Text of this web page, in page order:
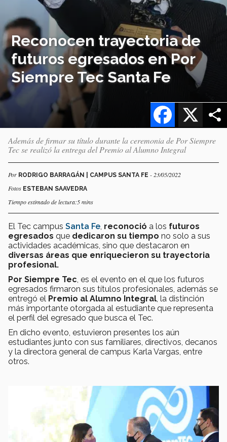
Reconocen trayectoria de
futuros egresados en Por
Siempre Tec Santa Fe
X
Facebook
Además de firmar su título durante la ceremonia de Por Siempre
Tec se realizó la entrega del Premio al Alumno Integral
Por RODRIGO BARRAGÁN | CAMPUS SANTA FE - 23/05/2022
Fotos ESTEBAN SAAVEDRA
Tiempo estimado de lectura:5 mins
El Tec campus Santa Fe reconoció a los futuros
egresados que dedicaron su tiempo no solo a sus
actividades académicas, sino que destacaron en
diversas áreas que enriquecieron su trayectoria
profesional.
Por Siempre Tec , es el evento en el que los futuros
egresados ​​firmaron sus títulos profesionales, además se
entregó el Premio al Alumno Integral , la distinción
más importante otorgada al estudiante que representa
el perfil del egresado que busca el Tec.
En dicho evento, estuvieron presentes los aún
estudiantes junto con sus familiares, directivos, decanos
y la directora general de campus Karla Vargas, entre
otros.